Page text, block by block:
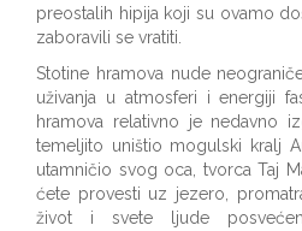
preostalih hipija koji su ovamo
zaboravili se vratiti.
Stotine hramova nude
uživanja u atmosferi i energiji
hramova relativno je nedavno
temeljito uništio mogulski kralj
utamničio svog oca, tvorca Taj
ćete provesti uz jezero,
život i svete ljude